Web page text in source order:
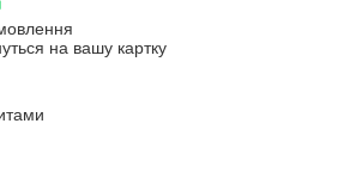
на вашу картку